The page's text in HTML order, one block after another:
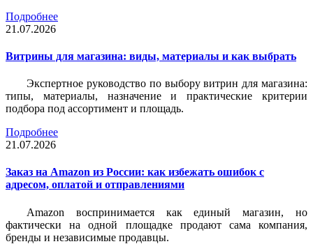
Подробнее
21.07.2026
Витрины для магазина: виды, материалы и как выбрать
Экспертное руководство по выбору витрин для магазина:
типы, материалы, назначение и практические критерии
подбора под ассортимент и площадь.
Подробнее
21.07.2026
Заказ на Amazon из России: как избежать ошибок с
адресом, оплатой и отправлениями
Amazon воспринимается как единый магазин, но
фактически на одной площадке продают сама компания,
бренды и независимые продавцы.